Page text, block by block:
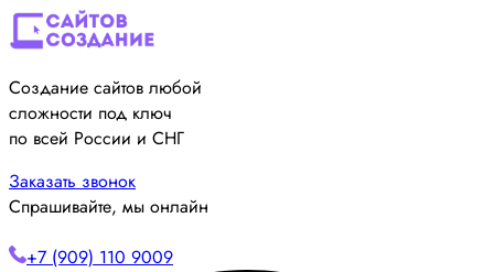
Создание сайтов любой
сложности под ключ
по всей России и СНГ
Заказать звонок
Спрашивайте, мы онлайн
+7 (909) 110 9009